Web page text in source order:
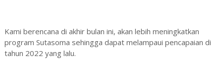
Kami berencana di akhir bulan ini, akan lebih meningkatkan
program Sutasoma sehingga dapat melampaui pencapaian di
tahun 2022 yang lalu.